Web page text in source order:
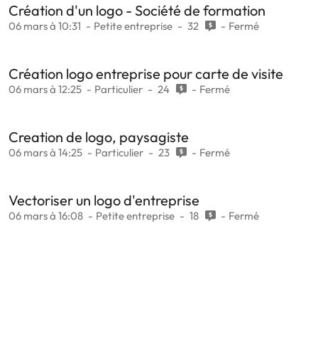
Création d'un logo - Société de formation
06 mars à 10:31 Petite entreprise 32 Fermé
Création logo entreprise pour carte de visite
06 mars à 12:25 Particulier 24 Fermé
Creation de logo, paysagiste
06 mars à 14:25 Particulier 23 Fermé
Vectoriser un logo d'entreprise
06 mars à 16:08 Petite entreprise 18 Fermé